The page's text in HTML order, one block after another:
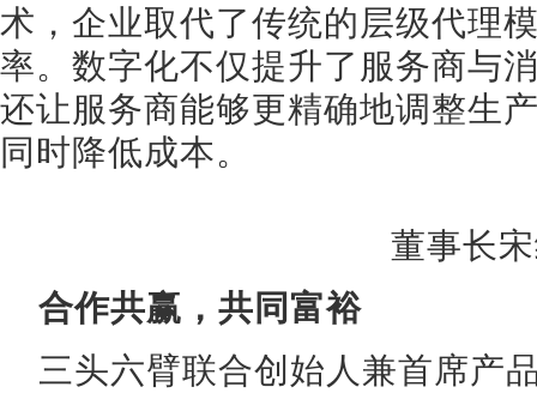
术，企业取代了传统的层级代理
率。数字化不仅提升了服务商与
还让服务商能够更精确地调整生
同时降低成本。
董事长
合作共赢，共同富裕
三头六臂联合创始人兼首席产